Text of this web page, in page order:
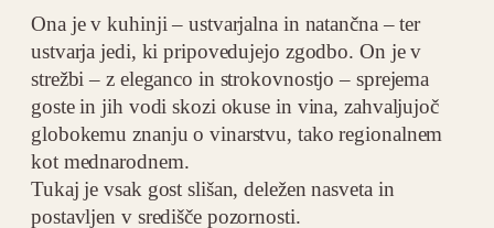
Ona je v kuhinji – ustvarjalna in natančna – ter
ustvarja jedi, ki pripovedujejo zgodbo. On je v
strežbi – z eleganco in strokovnostjo – sprejema
goste in jih vodi skozi okuse in vina, zahvaljujoč
globokemu znanju o vinarstvu, tako regionalnem
kot mednarodnem.
Tukaj je vsak gost slišan, deležen nasveta in
postavljen v središče pozornosti.